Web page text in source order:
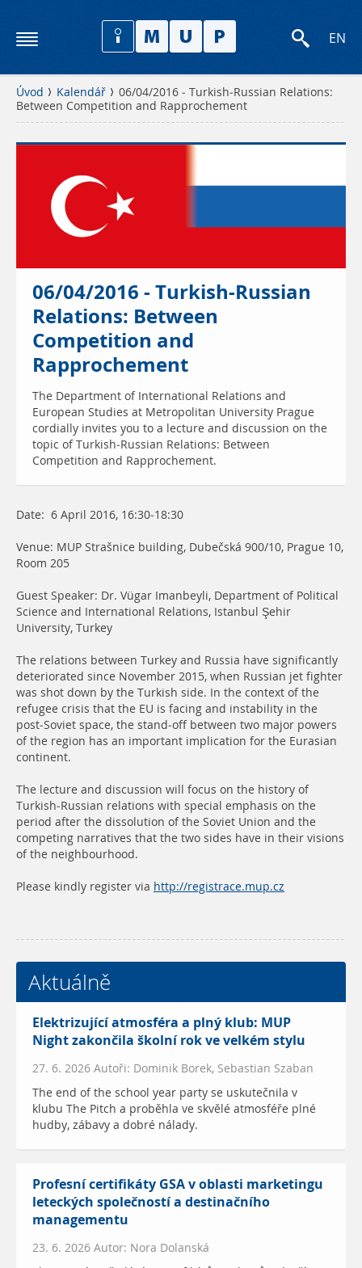
EN
Úvod Kalendář
06/04/2016 - Turkish-Russian Relations:
Between Competition and Rapprochement
06/04/2016 - Turkish-Russian
Relations: Between
Competition and
Rapprochement
The Department of International Relations and
European Studies at Metropolitan University Prague
cordially invites you to a lecture and discussion on the
topic of Turkish-Russian Relations: Between
Competition and Rapprochement.
Date: 6 April 2016, 16:30-18:30
Venue: MUP Strašnice building, Dubečská 900/10, Prague 10,
Room 205
Guest Speaker: Dr. Vügar Imanbeyli, Department of Political
Science and International Relations, Istanbul Şehir
University, Turkey
The relations between Turkey and Russia have significantly
deteriorated since November 2015, when Russian jet fighter
was shot down by the Turkish side. In the context of the
refugee crisis that the EU is facing and instability in the
post-Soviet space, the stand-off between two major powers
of the region has an important implication for the Eurasian
continent.
The lecture and discussion will focus on the history of
Turkish-Russian relations with special emphasis on the
period after the dissolution of the Soviet Union and the
competing narratives that the two sides have in their visions
of the neighbourhood.
Please kindly register via http://registrace.mup.cz
Aktuálně
Elektrizující atmosféra a plný klub: MUP
Night zakončila školní rok ve velkém stylu
27. 6. 2026 Autoři: Dominik Borek, Sebastian Szaban
The end of the school year party se uskutečnila v
klubu The Pitch a proběhla ve skvělé atmosféře plné
hudby, zábavy a dobré nálady.
Profesní certifikáty GSA v oblasti marketingu
leteckých společností a destinačního
managementu
23. 6. 2026 Autor: Nora Dolanská